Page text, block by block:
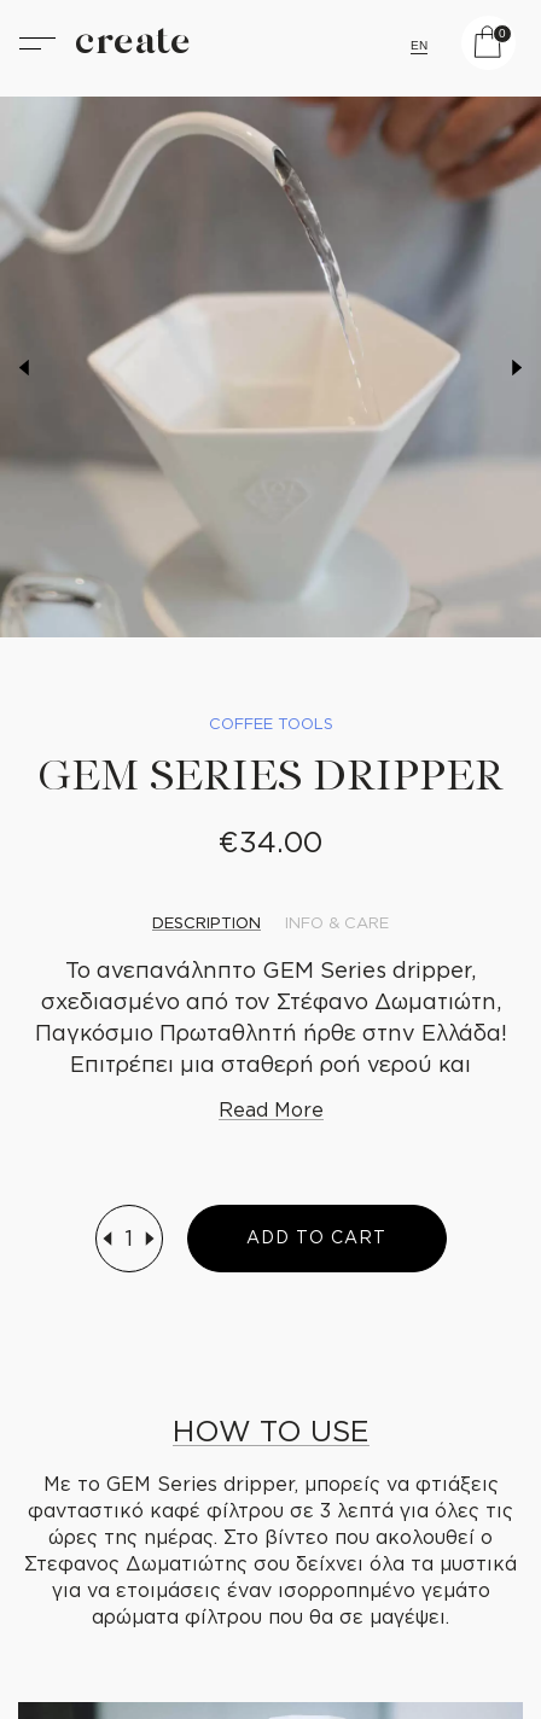
create
0
EN
COFFEE TOOLS
GEM SERIES DRIPPER
€34.00
DESCRIPTION INFO & CARE
Το ανεπανάληπτο GEM Series dripper,
σχεδιασμένο από τον Στέφανο Δωματιώτη,
Παγκόσμιο Πρωταθλητή ήρθε στην Ελλάδα!
Επιτρέπει μια σταθερή ροή νερού και
ένα ομοιόμορφο απότέλεσμα στο φλιτζάνι
design.Το μοναδικό σύστημα κάθετων και
οριζόντιων ribs στο εσωτερικό του, επιτρέπει
ακόμη και από home barista
Read More
1 2 A D D TO CA R T
HOW TO USE
Mε το GEM Series dripper, μπορείς να φτιάξεις
φανταστικό καφέ φίλτρου σε 3 λεπτά για όλες τις
ώρες της ημέρας. Στο βίντεο που ακολουθεί ο
Στεφανος Δωματιώτης σου δείχνει όλα τα μυστικά
για να ετοιμάσεις έναν ισορροπημένο γεμάτο
αρώματα φίλτρου που θα σε μαγέψει.